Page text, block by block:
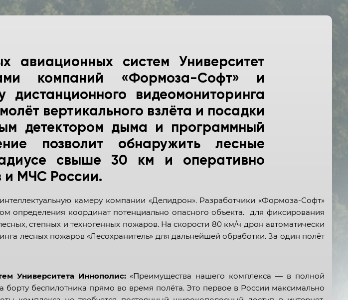
авиационных систем Университет
компаний «Формоза-Софт» и
видеомониторинга
вертикального взлёта и посадки
детектором дыма и программный
позволит обнаружить лесные
свыше 30 км и оперативно
и МЧС России.
камеру компании «Делидрон». Разработчики «Формоза-Софт»
определения координат потенциально опасного объекта. для фиксирования
степных и техногенных пожаров. На скорости 80 км/ч дрон автоматически
лесных пожаров «Лесохранитель» для дальнейшей обработки. За один полёт
Университета Иннополис:«Преимущества нашего комплекса — в полной
беспилотника прямо во время полёта. Это первое в России максимально